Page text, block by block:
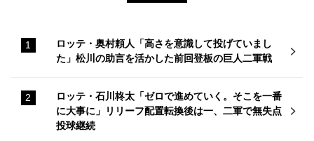
ロッテ・奥村頼人「高さを意識して投げていまし
た」松川の助言を活かした前回登板の巨人二軍戦
ロッテ・石川柊太「ゼロで進めていく。そこを一番
に大事に」リリーフ配置転換後は一、二軍で無失点
投球継続